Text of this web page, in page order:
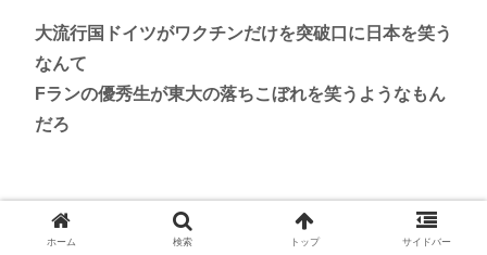
大流行国ドイツがワクチンだけを突破口に日本を笑う
なんて
Fランの優秀生が東大の落ちこぼれを笑うようなもん
だろ
44 : 2021/05/08(土) 10:56:02.44ID:a3dOc9v/0
ホーム 検索 トップ サイドバー